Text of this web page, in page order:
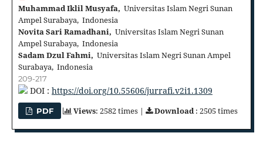
Muhammad Iklil Musyafa, Universitas Islam Negri Sunan
Ampel Surabaya, Indonesia
Novita Sari Ramadhani, Universitas Islam Negri Sunan
Ampel Surabaya, Indonesia
Sadam Dzul Fahmi, Universitas Islam Negri Sunan Ampel
Surabaya, Indonesia
209-217
DOI : https://doi.org/10.55606/jurrafi.v2i1.1309
PDF Views: 2582 times | Download: 2505 times